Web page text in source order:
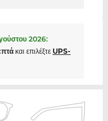
2026:
και επιλέξτε UPS-